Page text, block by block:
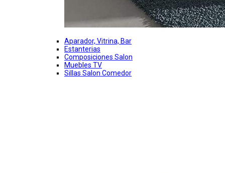
Aparador, Vitrina, Bar
Estanterias
Composiciones Salon
Muebles TV
Sillas Salon Comedor